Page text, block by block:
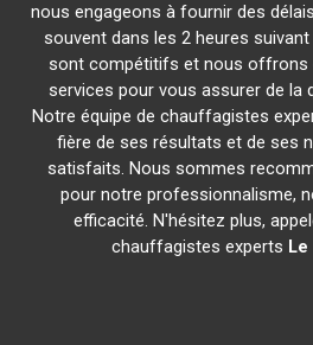
nous engageons à fournir des
souvent dans les 2 heures
sont compétitifs et nous offrons
services pour vous assurer de la
Notre équipe de chauffagistes
fière de ses résultats et de ses
satisfaits. Nous sommes
pour notre professionnalisme,
efficacité. N'hésitez plus,
chauffagistes experts Le